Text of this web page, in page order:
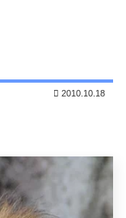
2010.10.18